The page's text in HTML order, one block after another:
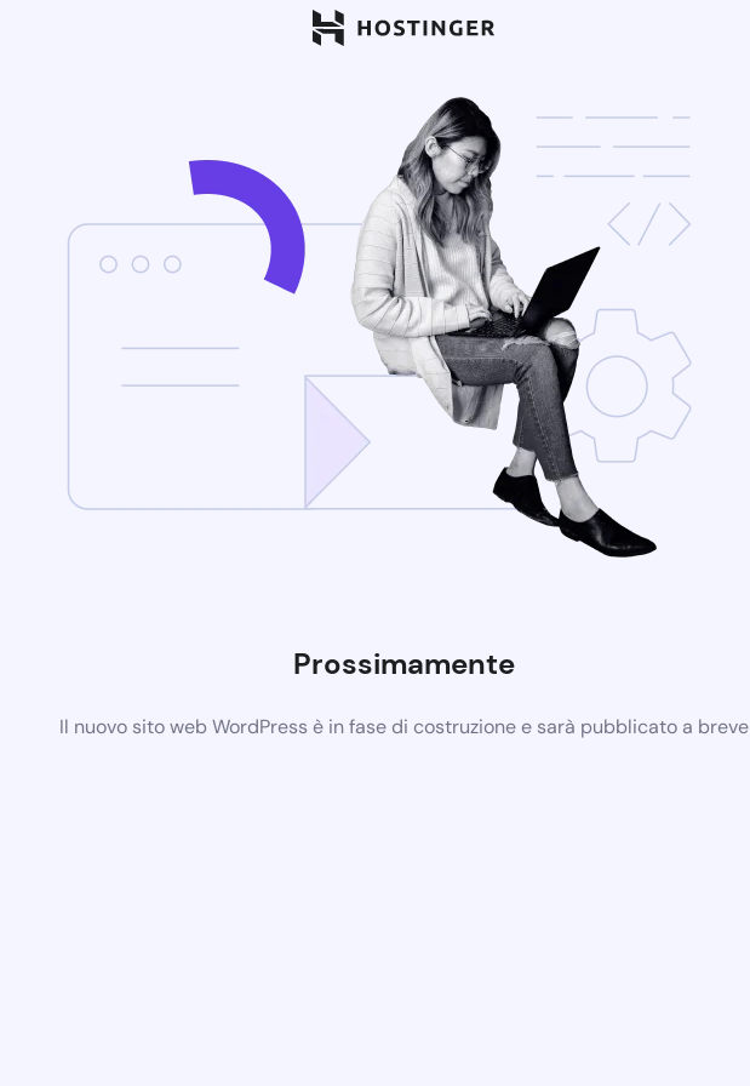
Prossimamente
Il nuovo sito web WordPress è in fase di costruzione e sarà pubblicato a breve